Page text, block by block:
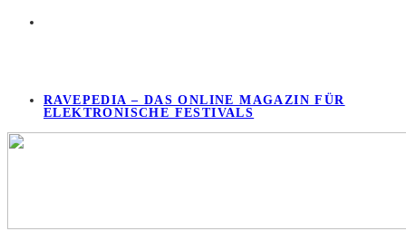
RAVEPEDIA – DAS ONLINE MAGAZIN FÜR
ELEKTRONISCHE FESTIVALS